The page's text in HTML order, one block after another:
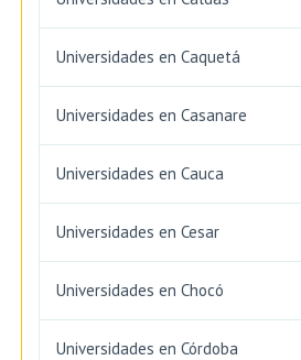
Universidades en Caquetá
Universidades en Casanare
Universidades en Cauca
Universidades en Cesar
Universidades en Chocó
Universidades en Córdoba